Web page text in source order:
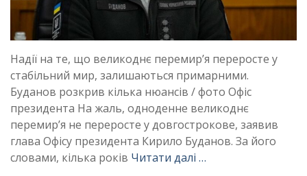
Надії на те, що великоднє перемир’я переросте у
стабільний мир, залишаються примарними.
Буданов розкрив кілька нюансів / фото Офіс
президента На жаль, одноденне великоднє
перемир’я не переросте у довгострокове, заявив
глава Офісу президента Кирило Буданов. За його
словами, кілька років Читати далі …